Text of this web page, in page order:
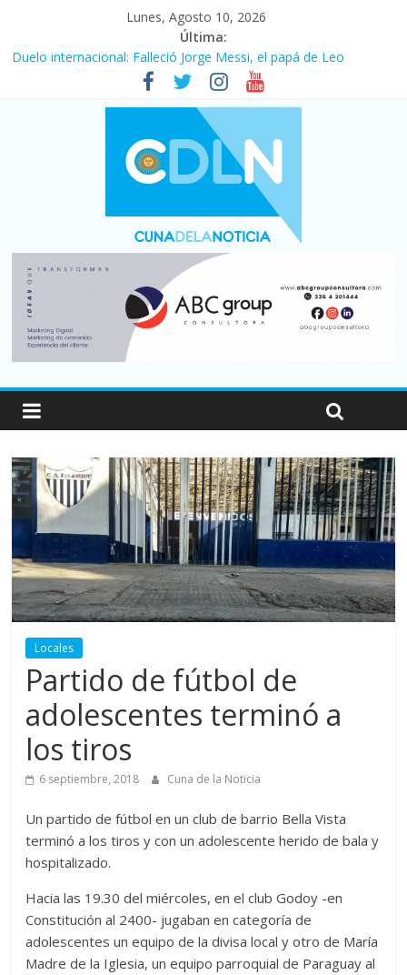
Lunes, Agosto 10, 2026
Última:
Duelo internacional: Falleció Jorge Messi, el papá de Leo
El consumo sigue frenado: las ventas minoristas cayeron 3,8 en
julio y acumulan siete meses en baja
Newell’s cayó 2 a 1 ante Defensa y Justicia en Florencio Varela
por la cuarta fecha del Clausura
El agro argentino logró un récord histórico de exportaciones en
el primer semestre de 2026
La construcción cayó 4,1% en junio y registró su cuarta baja del
Locales
Partido de fútbol de
adolescentes terminó a
los tiros
6 septiembre, 2018 Cuna de la Noticia
Un partido de fútbol en un club de barrio Bella Vista
terminó a los tiros y con un adolescente herido de bala y
hospitalizado.
Hacia las 19.30 del miércoles, en el club Godoy -en
Constitución al 2400- jugaban en categoría de
adolescentes un equipo de la divisa local y otro de María
Madre de la Iglesia, un equipo parroquial de Paraguay al